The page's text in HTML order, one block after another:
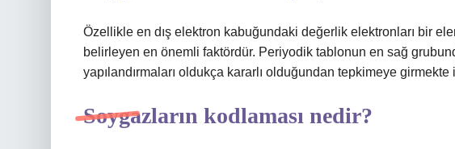
Özellikle en dış elektron kabuğundaki değerlik elektronları bir
belirleyen en önemli faktördür. Periyodik tablonun en sağ
yapılandırmaları oldukça kararlı olduğundan tepkimeye girmekte
Soygazların kodlaması nedir?